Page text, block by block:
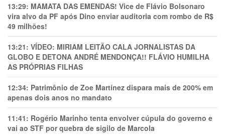
13:29: MAMATA DAS EMENDAS! Vice de Flávio Bolsonaro
vira alvo da PF após Dino enviar auditoria com rombo de R$
49 milhões!
13:21: VÍDEO: MIRIAM LEITÃO CALA JORNALISTAS DA
GLOBO E DETONA ANDRÉ MENDONÇA!! FLÁVIO HUMILHA
AS PRÓPRIAS FILHAS
12:34: Patrimônio de Zoe Martínez dispara mais de 200% em
apenas dois anos no mandato
11:41: Rogério Marinho tenta envolver cúpula do governo e
vai ao STF por quebra de sigilo de Marcola